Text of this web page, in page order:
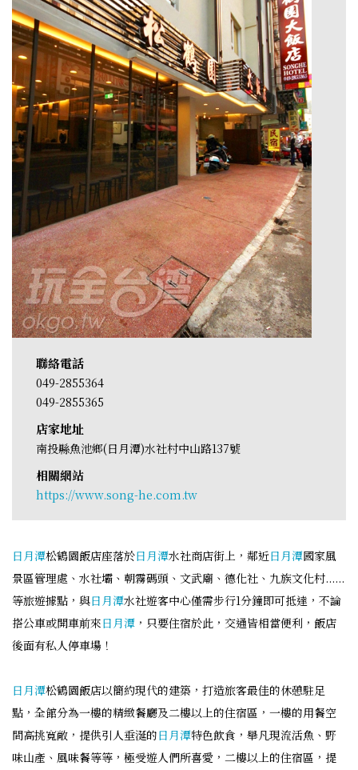
聯絡電話
049-2855364
049-2855365
店家地址
南投縣魚池鄉(日月潭)水社村中山路137號
相關網站
https://www.song-he.com.tw
日月潭松鶴園飯店座落於日月潭水社商店街上，鄰近日月潭國家風
景區管理處、水社壩、朝霧碼頭、文武廟、德化社、九族文化村......
等旅遊據點，與日月潭水社遊客中心僅需步行1分鐘即可抵達，不論
搭公車或開車前來日月潭 ，只要住宿於此，交通皆相當便利，飯店
後面有私人停車場！
日月潭松鶴園飯店以簡約現代的建築，打造旅客最佳的休憩駐足
點，全館分為一樓的精緻餐廳及二樓以上的住宿區，一樓的用餐空
間高挑寬敞，提供引人垂涎的日月潭特色飲食，舉凡現流活魚、野
味山產、風味餐等等，極受遊人們所喜愛，二樓以上的住宿區，提